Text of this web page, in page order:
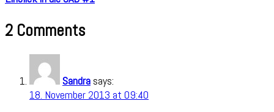
2 Comments
Sandra says:
18. November 2013 at 09:40